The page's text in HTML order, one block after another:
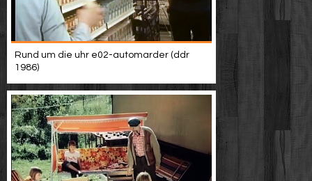
Rund um die uhr e02-automarder (ddr
1986)